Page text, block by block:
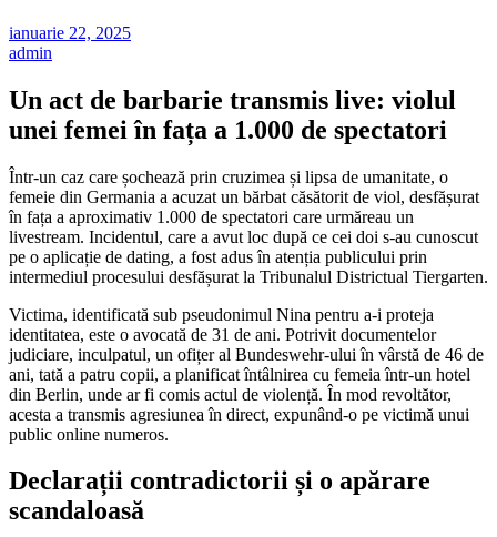
ianuarie 22, 2025
admin
Un act de barbarie transmis live: violul
unei femei în fața a 1.000 de spectatori
Într-un caz care șochează prin cruzimea și lipsa de umanitate, o
femeie din Germania a acuzat un bărbat căsătorit de viol, desfășurat
în fața a aproximativ 1.000 de spectatori care urmăreau un
livestream. Incidentul, care a avut loc după ce cei doi s-au cunoscut
pe o aplicație de dating, a fost adus în atenția publicului prin
intermediul procesului desfășurat la Tribunalul Districtual Tiergarten.
Victima, identificată sub pseudonimul Nina pentru a-i proteja
identitatea, este o avocată de 31 de ani. Potrivit documentelor
judiciare, inculpatul, un ofițer al Bundeswehr-ului în vârstă de 46 de
ani, tată a patru copii, a planificat întâlnirea cu femeia într-un hotel
din Berlin, unde ar fi comis actul de violență. În mod revoltător,
acesta a transmis agresiunea în direct, expunând-o pe victimă unui
public online numeros.
Declarații contradictorii și o apărare
scandaloasă